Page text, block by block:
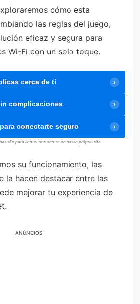
cómo esta
las reglas del juego,
eficaz y segura para
Wi-Fi con un solo toque.
cerca de ti
complicaciones
conectarte seguro
são para conteúdos dentro do nosso próprio site.
su funcionamiento, las
la hacen destacar entre las
mejorar tu experiencia de
ANÚNCIOS